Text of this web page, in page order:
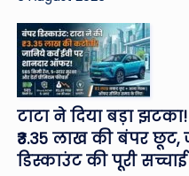
टाटा ने दिया बड़ा
₹3.35 लाख की बंपर
डिस्काउंट की पूरी सच्चाई